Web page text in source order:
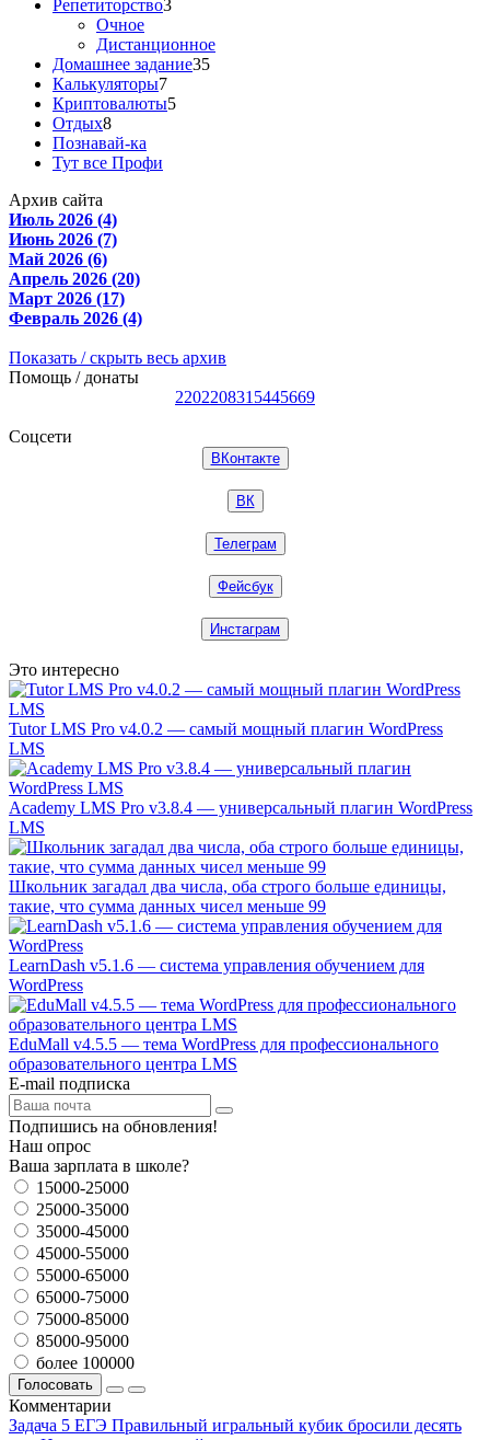
Репетиторство3
Очное
Дистанционное
Домашнее задание35
Калькуляторы7
Криптовалюты5
Отдых8
Познавай-ка
Тут все Профи
Архив сайта
Июль 2026 (4)
Июнь 2026 (7)
Май 2026 (6)
Апрель 2026 (20)
Март 2026 (17)
Февраль 2026 (4)
Показать / скрыть весь архив
Помощь / донаты
2202208315445669
Соцсети
ВКонтакте
ВК
Телеграм
Фейсбук
Инстаграм
Это интересно
Tutor LMS Pro v4.0.2 — самый мощный плагин WordPress
LMS
Academy LMS Pro v3.8.4 — универсальный плагин WordPress
LMS
Школьник загадал два числа, оба строго больше единицы,
такие, что сумма данных чисел меньше 99
LearnDash v5.1.6 — система управления обучением для
WordPress
EduMall v4.5.5 — тема WordPress для профессионального
образовательного центра LMS
E-mail подписка
Подпишись на обновления!
Наш опрос
Ваша зарплата в школе?
15000-25000
25000-35000
35000-45000
45000-55000
55000-65000
65000-75000
75000-85000
85000-95000
более 100000
Голосовать
Комментарии
Задача 5 ЕГЭ Правильный игральный кубик бросили десять